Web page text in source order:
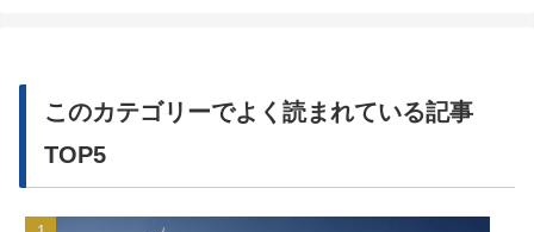
このカテゴリーでよく読まれている記事
TOP5